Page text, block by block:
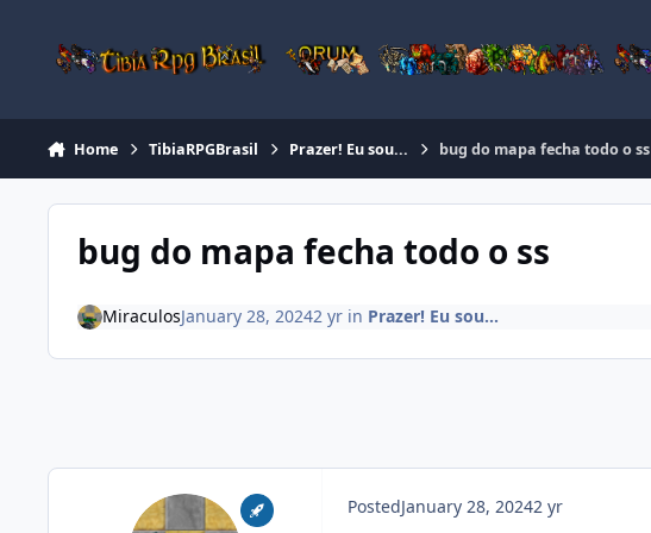
Home TibiaRPGBrasil Prazer! Eu sou... bug do mapa fecha todo o ss
bug do mapa fecha todo o ss
MiraculosJanuary 28, 20242 yrin Prazer! Eu sou...
PostedJanuary 28, 20242 yr